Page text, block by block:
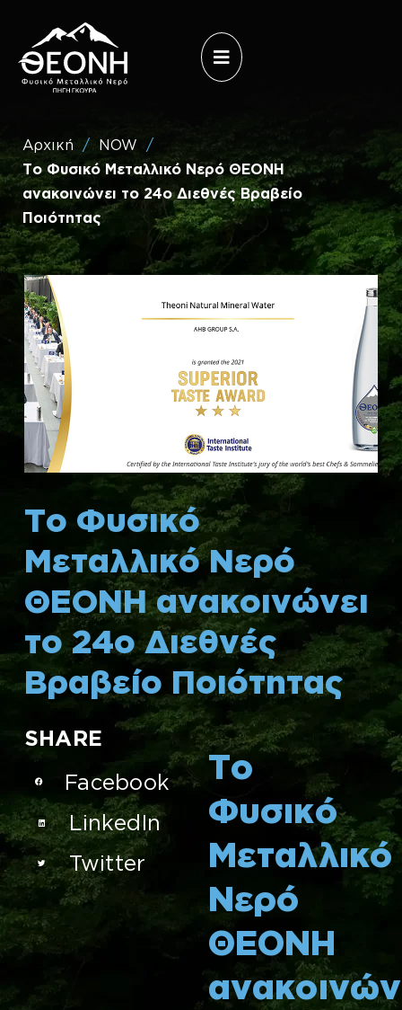
στο
Theoni
Άνοιγμα
μενού
Αρχική / NOW
/
Το Φυσικό Μεταλλικό Νερό ΘΕΟΝΗ
ανακοινώνει το 24ο Διεθνές Βραβείο
Ποιότητας
Το Φυσικό
Μεταλλικό Νερό
ΘΕΟΝΗ ανακοινώνει
το 24ο Διεθνές
Βραβείο Ποιότητας
SHARE
Facebook
LinkedIn
Twitter
Το
Φυσικό
Μεταλλικό
Νερό
ΘΕΟΝΗ